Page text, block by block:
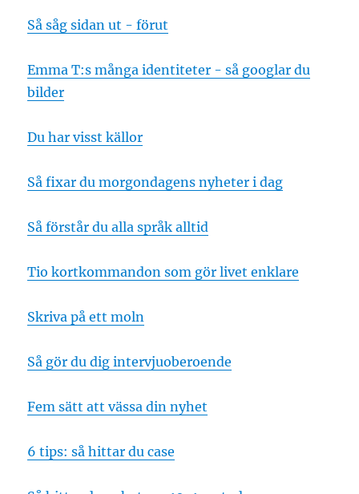
Så såg sidan ut - förut
Emma T:s många identiteter - så googlar du
bilder
Du har visst källor
Så fixar du morgondagens nyheter i dag
Så förstår du alla språk alltid
Tio kortkommandon som gör livet enklare
Skriva på ett moln
Så gör du dig intervjuoberoende
Fem sätt att vässa din nyhet
6 tips: så hittar du case